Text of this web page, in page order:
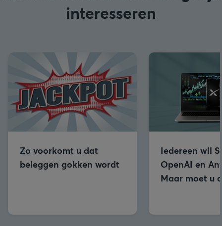
interesseren
Zo voorkomt u dat
beleggen gokken wordt
Iedereen wil
OpenAI en
Maar moet u